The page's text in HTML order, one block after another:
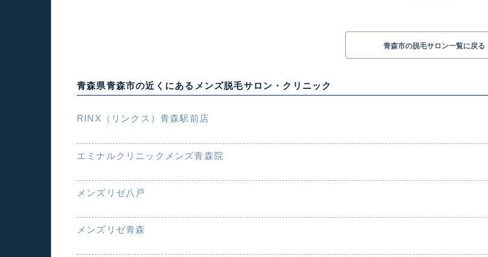
青森市の脱毛サロン一覧に戻る
青森県青森市の近くにあるメンズ脱毛サロン・クリニック
RINX（リンクス）青森駅前店
エミナルクリニックメンズ青森院
メンズリゼ八戸
メンズリゼ青森